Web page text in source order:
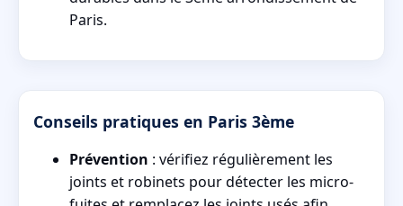
Paris.
Conseils pratiques en Paris 3ème
Prévention : vérifiez régulièrement les
joints et robinets pour détecter les micro-